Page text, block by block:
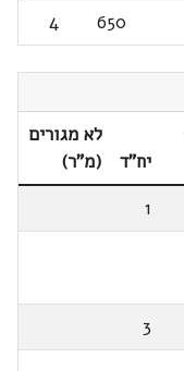
650
4
יח"ד
לא מגורים
(מ"ר)
1
3